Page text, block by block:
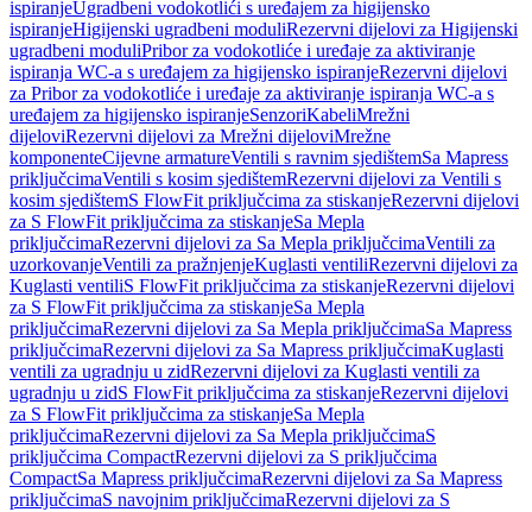
ispiranjeUgradbeni vodokotlići s uređajem za higijensko
ispiranjeHigijenski ugradbeni moduliRezervni dijelovi za Higijenski
ugradbeni moduliPribor za vodokotliće i uređaje za aktiviranje
ispiranja WC-a s uređajem za higijensko ispiranjeRezervni dijelovi
za Pribor za vodokotliće i uređaje za aktiviranje ispiranja WC-a s
uređajem za higijensko ispiranjeSenzoriKabeliMrežni
dijeloviRezervni dijelovi za Mrežni dijeloviMrežne
komponenteCijevne armatureVentili s ravnim sjedištemSa Mapress
priključcimaVentili s kosim sjedištemRezervni dijelovi za Ventili s
kosim sjedištemS FlowFit priključcima za stiskanjeRezervni dijelovi
za S FlowFit priključcima za stiskanjeSa Mepla
priključcimaRezervni dijelovi za Sa Mepla priključcimaVentili za
uzorkovanjeVentili za pražnjenjeKuglasti ventiliRezervni dijelovi za
Kuglasti ventiliS FlowFit priključcima za stiskanjeRezervni dijelovi
za S FlowFit priključcima za stiskanjeSa Mepla
priključcimaRezervni dijelovi za Sa Mepla priključcimaSa Mapress
priključcimaRezervni dijelovi za Sa Mapress priključcimaKuglasti
ventili za ugradnju u zidRezervni dijelovi za Kuglasti ventili za
ugradnju u zidS FlowFit priključcima za stiskanjeRezervni dijelovi
za S FlowFit priključcima za stiskanjeSa Mepla
priključcimaRezervni dijelovi za Sa Mepla priključcimaS
priključcima CompactRezervni dijelovi za S priključcima
CompactSa Mapress priključcimaRezervni dijelovi za Sa Mapress
priključcimaS navojnim priključcimaRezervni dijelovi za S